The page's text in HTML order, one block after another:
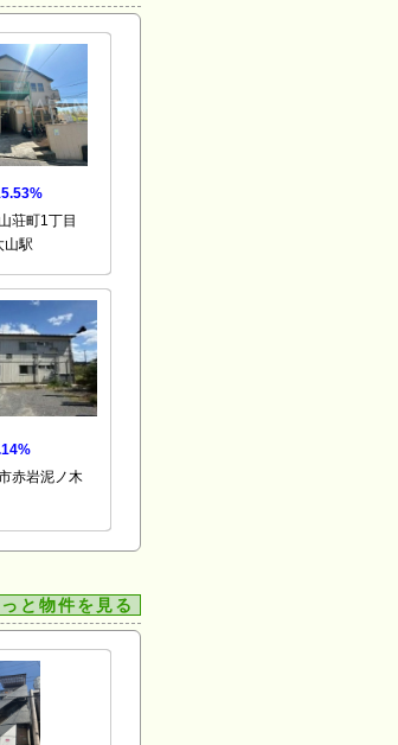
荘町1丁目
山駅
赤岩泥ノ木
と物件を見る